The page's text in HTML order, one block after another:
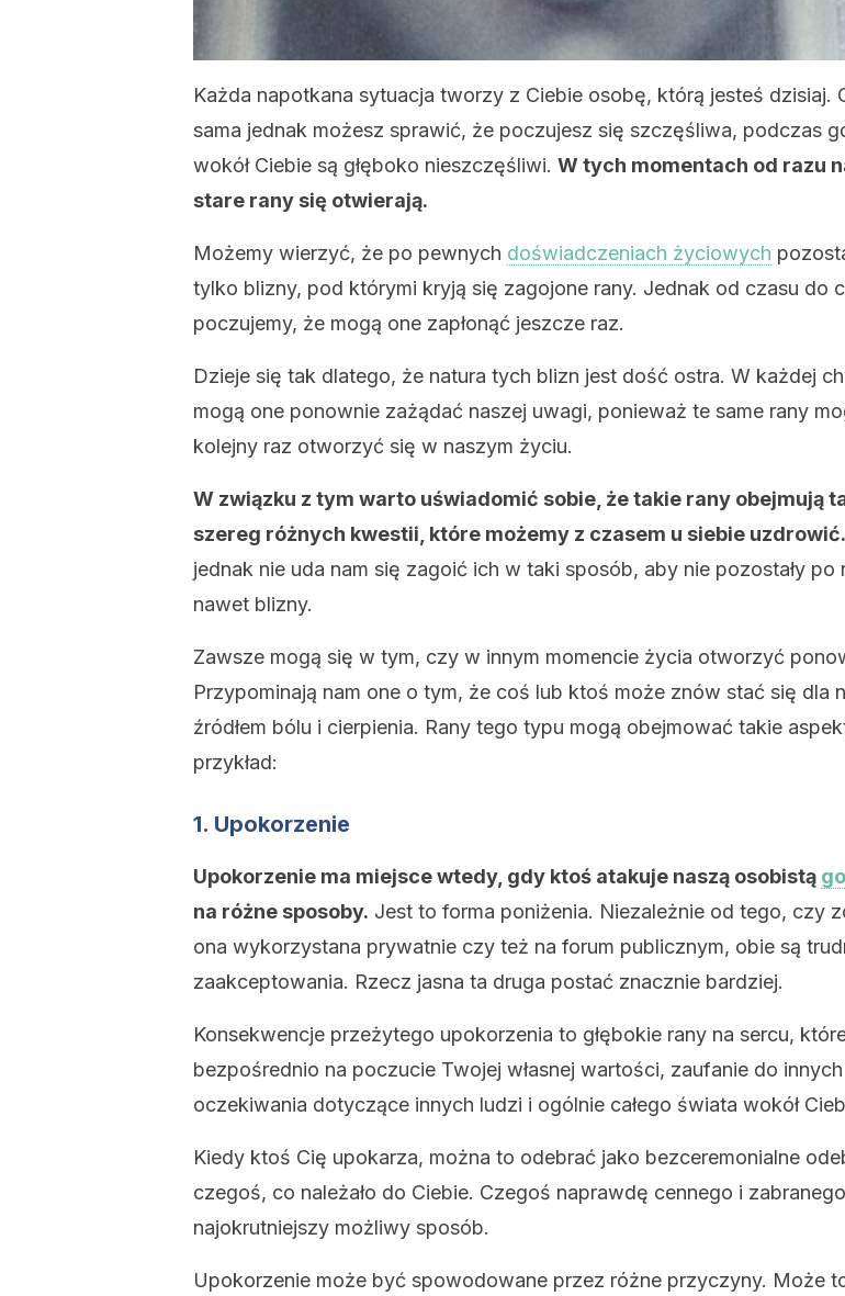
Każda napotkana sytuacja tworzy z Ciebie osobę, którą jesteś dzisiaj.
sama jednak możesz sprawić, że poczujesz się szczęśliwa, podczas
wokół Ciebie są głęboko nieszczęśliwi. W tych momentach od razu
stare rany się otwierają.
Możemy wierzyć, że po pewnych doświadczeniach życiowych
tylko blizny, pod którymi kryją się zagojone rany. Jednak od czasu do
poczujemy, że mogą one zapłonąć jeszcze raz.
Dzieje się tak dlatego, że natura tych blizn jest dość ostra. W każdej
mogą one ponownie zażądać naszej uwagi, ponieważ te same rany
kolejny raz otworzyć się w naszym życiu.
W związku z tym warto uświadomić sobie, że takie rany obejmują
szereg różnych kwestii, które możemy z czasem u siebie uzdrowić.
jednak nie uda nam się zagoić ich w taki sposób, aby nie pozostały po
nawet blizny.
Zawsze mogą się w tym, czy w innym momencie życia otworzyć
Przypominają nam one o tym, że coś lub ktoś może znów stać się dla
źródłem bólu i cierpienia. Rany tego typu mogą obejmować takie
przykład:
1. Upokorzenie
Upokorzenie ma miejsce wtedy, gdy ktoś atakuje naszą osobistą
na różne sposoby. Jest to forma poniżenia. Niezależnie od tego, czy
ona wykorzystana prywatnie czy też na forum publicznym, obie są
zaakceptowania. Rzecz jasna ta druga postać znacznie bardziej.
Konsekwencje przeżytego upokorzenia to głębokie rany na sercu,
bezpośrednio na poczucie Twojej własnej wartości, zaufanie do
oczekiwania dotyczące innych ludzi i ogólnie całego świata wokół
Kiedy ktoś Cię upokarza, można to odebrać jako bezceremonialne
czegoś, co należało do Ciebie. Czegoś naprawdę cennego i
najokrutniejszy możliwy sposób.
Upokorzenie może być spowodowane przez różne przyczyny. Może